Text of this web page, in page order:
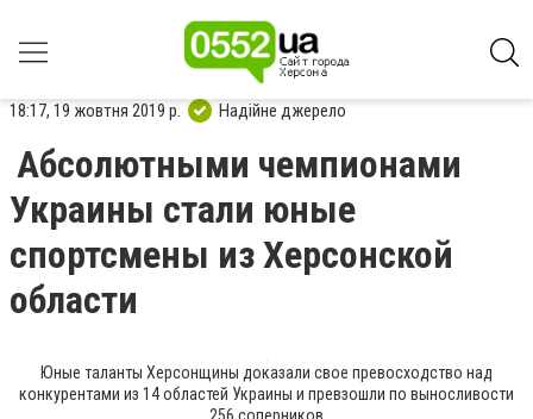
18:17, 19 жовтня 2019 р. Надійне джерело
Абсолютными чемпионами
Украины стали юные
спортсмены из Херсонской
области
Юные таланты Херсонщины доказали свое превосходство над
конкурентами из 14 областей Украины и превзошли по выносливости